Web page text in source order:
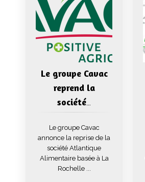
Le groupe Cavac
reprend la
société
Le groupe Cavac
annonce la reprise de la
société Atlantique
Alimentaire basée à La
Rochelle ...